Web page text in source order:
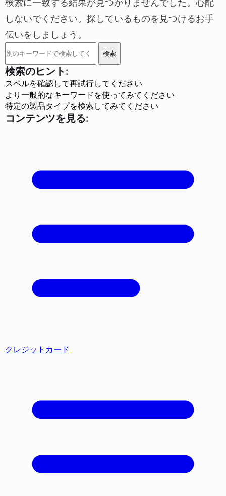
しないでください。探しているものを見つけるお手
伝いをしましょう。
索:
検索
検索のヒント:
スペルを確認して再試行してください
より一般的なキーワードを使ってみてください
特定の製品タイプを検索してみてください
コンテンツを見る:
クレジットカード